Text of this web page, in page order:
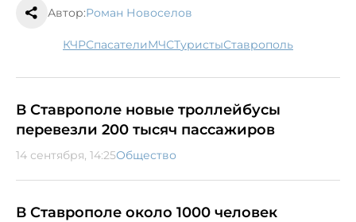
Автор:Роман Новоселов
КЧР спасатели МЧС туристы Ставрополь
В Ставрополе новые троллейбусы
перевезли 200 тысяч пассажиров
14 сентября, 14:25Общество
В Ставрополе около 1000 человек